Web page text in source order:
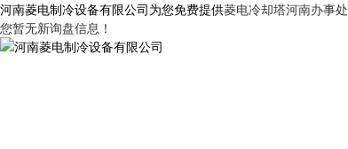
河南菱电制冷设备有限公司为您免费提供菱电冷却塔河南办事处
您暂无新询盘信息！